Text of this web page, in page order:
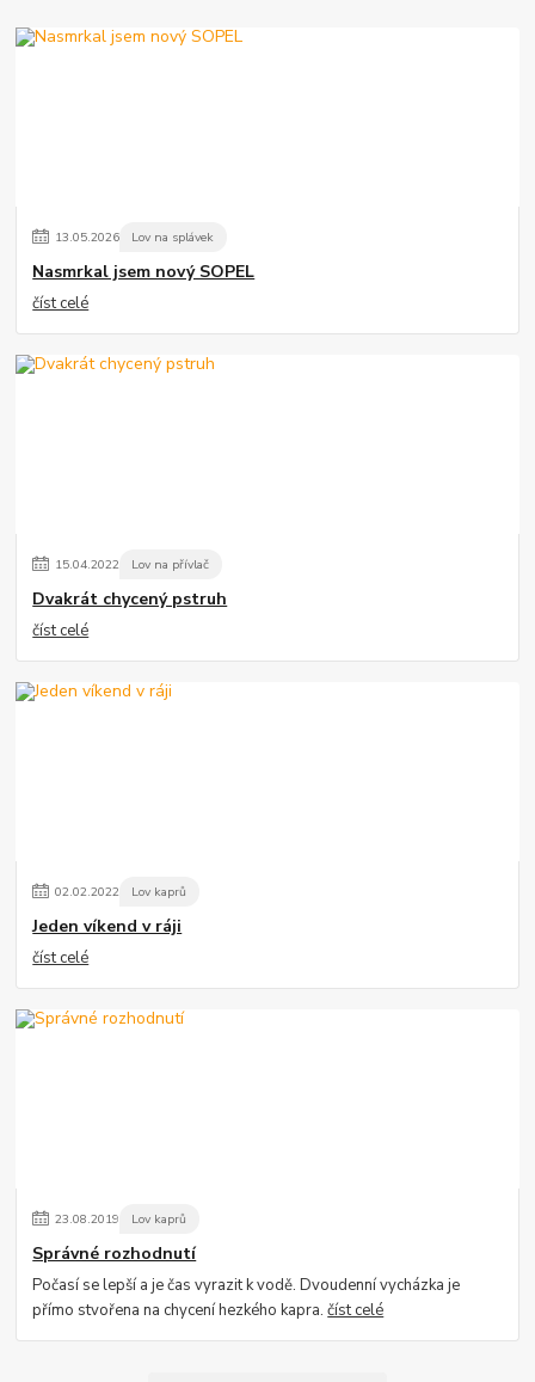
13.05.2026 Lov na splávek
Nasmrkal jsem nový SOPEL
číst celé
15.04.2022 Lov na přívlač
Dvakrát chycený pstruh
číst celé
02.02.2022 Lov kaprů
Jeden víkend v ráji
číst celé
23.08.2019 Lov kaprů
Správné rozhodnutí
Počasí se lepší a je čas vyrazit k vodě. Dvoudenní vycházka je
přímo stvořena na chycení hezkého kapra.číst celé